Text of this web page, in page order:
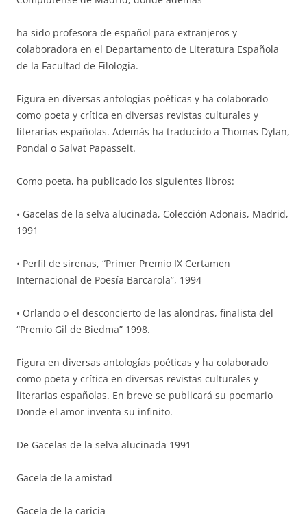
ha sido profesora de español para extranjeros y
colaboradora en el Departamento de Literatura Española
de la Facultad de Filología.
Figura en diversas antologías poéticas y ha colaborado
como poeta y crítica en diversas revistas culturales y
literarias españolas. Además ha traducido a Thomas Dylan,
Pondal o Salvat Papasseit.
Como poeta, ha publicado los siguientes libros:
• Gacelas de la selva alucinada, Colección Adonais, Madrid,
1991
• Perfil de sirenas, “Primer Premio IX Certamen
Internacional de Poesía Barcarola”, 1994
• Orlando o el desconcierto de las alondras, finalista del
“Premio Gil de Biedma” 1998.
Figura en diversas antologías poéticas y ha colaborado
como poeta y crítica en diversas revistas culturales y
literarias españolas. En breve se publicará su poemario
Donde el amor inventa su infinito.
De Gacelas de la selva alucinada 1991
Gacela de la amistad
Gacela de la caricia